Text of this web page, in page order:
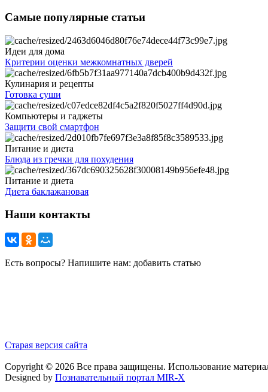
Самые популярные статьи
Идеи для дома
Критерии оценки межкомнатных дверей
Кулинария и рецепты
Готовка суши
Компьютеры и гаджеты
Защити свой смартфон
Питание и диета
Блюда из гречки для похудения
Питание и диета
Диета баклажановая
Наши контакты
Есть вопросы? Напишите нам: добавить статью
Старая версия сайта
Copyright © 2026 Все права защищены. Использование
Designed by Познавательный портал MIR-X